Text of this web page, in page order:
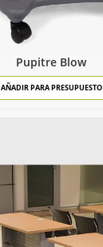
Pupitre Blow
AÑADIR PARA PRESUPUESTO